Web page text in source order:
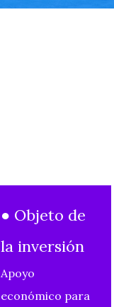
● Objeto de
la inversión
Apoyo
económico para